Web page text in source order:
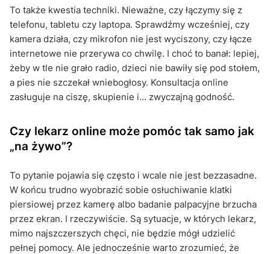
To także kwestia techniki. Nieważne, czy łączymy się z
telefonu, tabletu czy laptopa. Sprawdźmy wcześniej, czy
kamera działa, czy mikrofon nie jest wyciszony, czy łącze
internetowe nie przerywa co chwilę. I choć to banał: lepiej,
żeby w tle nie grało radio, dzieci nie bawiły się pod stołem,
a pies nie szczekał wniebogłosy. Konsultacja online
zasługuje na ciszę, skupienie i… zwyczajną godność.
Czy lekarz online może pomóc tak samo jak
„na żywo”?
To pytanie pojawia się często i wcale nie jest bezzasadne.
W końcu trudno wyobrazić sobie osłuchiwanie klatki
piersiowej przez kamerę albo badanie palpacyjne brzucha
przez ekran. I rzeczywiście. Są sytuacje, w których lekarz,
mimo najszczerszych chęci, nie będzie mógł udzielić
pełnej pomocy. Ale jednocześnie warto zrozumieć, że